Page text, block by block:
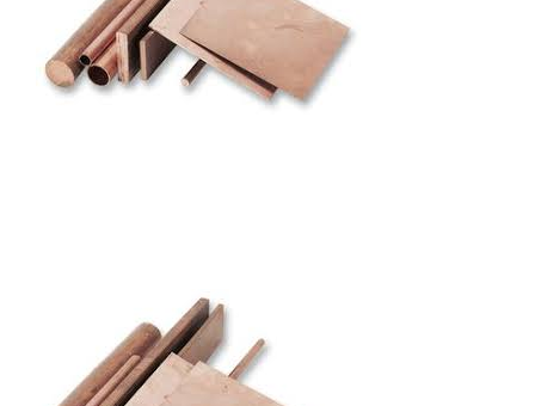
Autres produits
Boulonnerie spéciale
Français